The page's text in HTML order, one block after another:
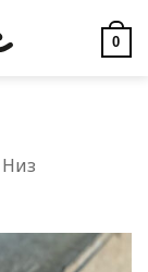
0
Низ